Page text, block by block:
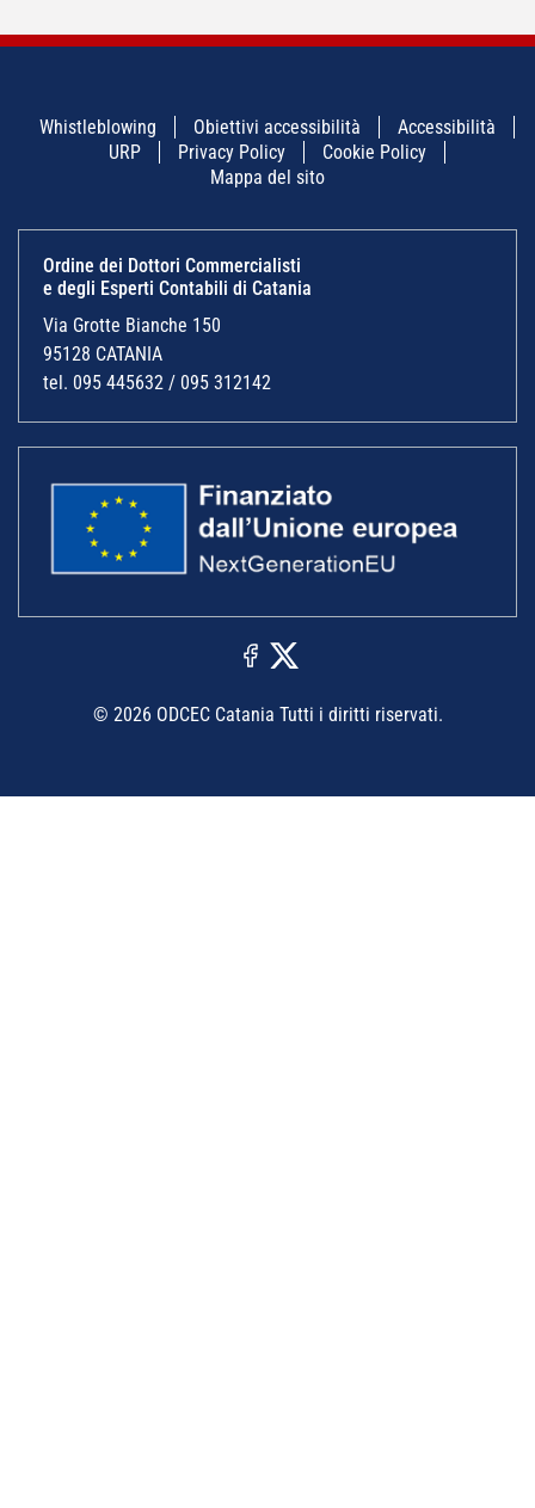
Whistleblowing Obiettivi accessibilità
Accessibilità
URP
Privacy Policy
Cookie Policy
Mappa del sito
Ordine dei Dottori Commercialisti
e degli Esperti Contabili di Catania
Via Grotte Bianche 150
95128 CATANIA
tel. 095 445632 / 095 312142
© 2026 ODCEC Catania Tutti i diritti riservati.